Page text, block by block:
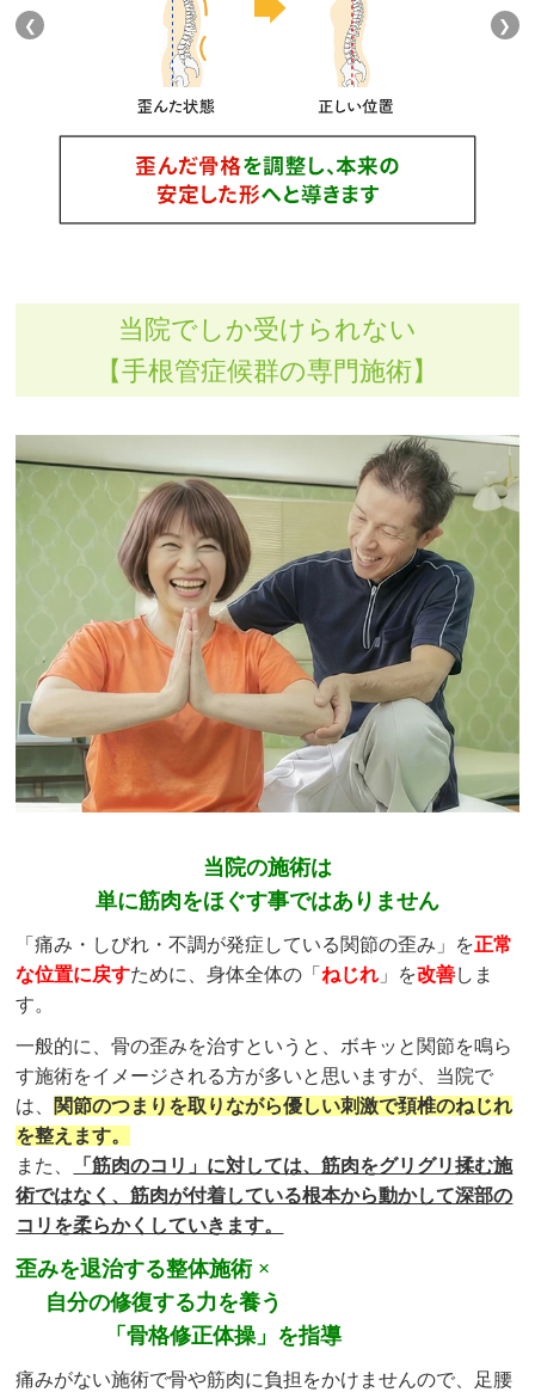
❮ ❯
当院でしか受けられない
【手根管症候群の専門施術】
当院の施術は
単に筋肉をほぐす事ではありません
「痛み・しびれ・不調が発症している関節の歪み」を正常
な位置に戻すために、身体全体の「ねじれ 」を改善しま
す。
一般的に、骨の歪みを治すというと、ボキッと関節を鳴ら
す施術をイメージされる方が多いと思いますが、当院で
は、 関節のつまりを取りながら優しい刺激で頚椎のねじれ
を整えます。
また、
「筋肉のコリ」に対しては、筋肉をグリグリ揉む施
術ではなく、筋肉が付着している根本から動かして深部の
コリを柔らかくしていきます。
歪みを退治する整体施術 ×
自分の修復する力を養う
「骨格修正体操」を指導
痛みがない施術で骨や筋肉に負担をかけませんので、足腰